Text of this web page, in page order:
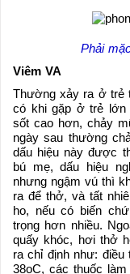
Phải
Viêm VA
Thường xảy ra ở trẻ
có khi gặp ở trẻ lớn
sốt cao hơn, chảy
ngày sau thường
dấu hiệu này được
bú mẹ, dấu hiệu
nhưng ngậm vú thì
ra để thở, và tất
ho, nếu có biến
trọng hơn nhiều.
quấy khóc, hơi thở
ra chỉ định như: điều
38oC, các thuốc